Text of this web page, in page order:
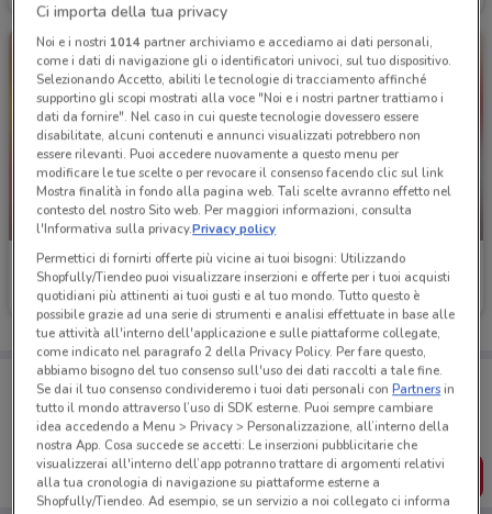
-3 GIORNI
PENNY
Scade mercoledì 3.3 km
PENNY
Scade mercoledì
Porta DoveConviene sempre con te!
Puoi trovare le migliori offerte dei negozi vicino a te,
salvarle e creare la tua lista del risparmio, comodamente
dal tuo cellulare.
SCARICA L’APP
Ci importa della tua privacy
Noi e i nostri 1014partner archiviamo e accediamo ai dati personali,
come i dati di navigazione gli o identificatori univoci, sul tuo dispositivo.
Selezionando Accetto, abiliti le tecnologie di tracciamento affinché
supportino gli scopi mostrati alla voce "Noi e i nostri partner trattiamo i
dati da fornire". Nel caso in cui queste tecnologie dovessero essere
disabilitate, alcuni contenuti e annunci visualizzati potrebbero non
essere rilevanti. Puoi accedere nuovamente a questo menu per
modificare le tue scelte o per revocare il consenso facendo clic sul link
Mostra finalità in fondo alla pagina web. Tali scelte avranno effetto nel
contesto del nostro Sito web. Per maggiori informazioni, consulta
l'Informativa sulla privacy.Privacy policy
Permettici di fornirti offerte più vicine ai tuoi bisogni: Utilizzando
Shopfully/Tiendeo puoi visualizzare inserzioni e offerte per i tuoi acquisti
quotidiani più attinenti ai tuoi gusti e al tuo mondo. Tutto questo è
possibile grazie ad una serie di strumenti e analisi effettuate in base alle
tue attività all'interno dell'applicazione e sulle piattaforme collegate,
come indicato nel paragrafo 2 della Privacy Policy. Per fare questo,
abbiamo bisogno del tuo consenso sull'uso dei dati raccolti a tale fine.
Se dai il tuo consenso condivideremo i tuoi dati personali conPartnersin
tutto il mondo attraverso l’uso di SDK esterne. Puoi sempre cambiare
idea accedendo a Menu > Privacy > Personalizzazione, all’interno della
nostra App. Cosa succede se accetti: Le inserzioni pubblicitarie che
visualizzerai all'interno dell’app potranno trattare di argomenti relativi
alla tua cronologia di navigazione su piattaforme esterne a
Shopfully/Tiendeo. Ad esempio, se un servizio a noi collegato ci informa